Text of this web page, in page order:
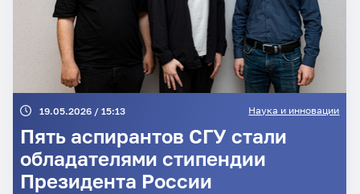
19.05.2026 / 15:13 Наука и инновации
Пять аспирантов СГУ стали
обладателями стипендии
Президента России